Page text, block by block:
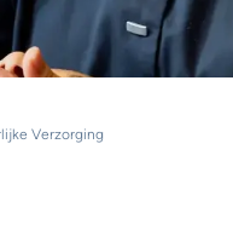
Verzorging